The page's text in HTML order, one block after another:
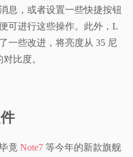
息，或者设置一些快捷按钮
可进行这些操作。此外，L
一些改进，将亮度从 35 尼
比度。
竟Note7 等今年的新款旗舰